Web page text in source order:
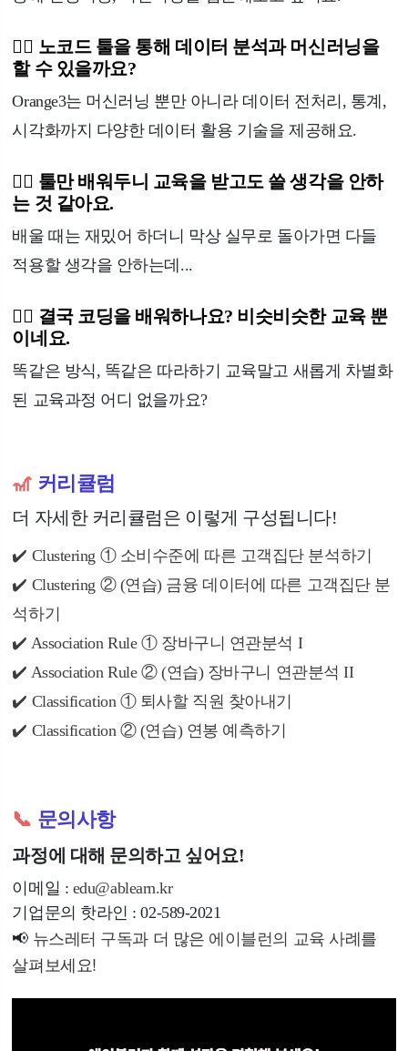
🙋‍♂️ 노코드 툴을 통해 데이터 분석과 머신러닝을
할 수 있을까요?
Orange3는 머신러닝 뿐만 아니라 데이터 전처리, 통계,
시각화까지 다양한 데이터 활용 기술을 제공해요.
🙋‍♂️ 툴만 배워두니 교육을 받고도 쓸 생각을 안하
는 것 같아요.
배울 때는 재밌어 하더니 막상 실무로 돌아가면 다들
적용할 생각을 안하는데...
🙋‍♂️ 결국 코딩을 배워하나요? 비슷비슷한 교육 뿐
이네요.
똑같은 방식, 똑같은 따라하기 교육말고 새롭게 차별화
된 교육과정 어디 없을까요?
🎢 커리큘럼
더 자세한 커리큘럼은 이렇게 구성됩니다!
✔️ Clustering ①소비수준에 따른 고객집단 분석하기
✔️ Clustering ② (연습) 금융 데이터에 따른 고객집단 분
석하기
✔️ Association Rule ①장바구니 연관분석 I
✔️ Association Rule ② (연습) 장바구니 연관분석 II
✔️ Classification ①퇴사할 직원 찾아내기
✔️ Classification ② (연습) 연봉 예측하기
📞 문의사항
과정에 대해 문의하고 싶어요!
이메일 : edu@ablearn.kr
기업문의 핫라인 : 02-589-2021
📢 뉴스레터 구독과 더 많은 에이블런의 교육 사례를
살펴보세요!